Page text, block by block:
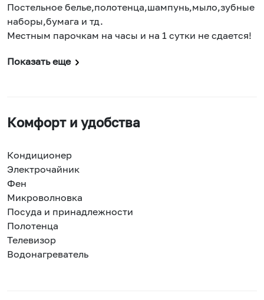
Постельное белье,полотенца,шампунь,мыло,зубные
наборы,бумага и тд.
Местным парочкам на часы и на 1 сутки не сдается!
Показать еще
Комфорт и удобства
Кондиционер
Электрочайник
Фен
Микроволновка
Посуда и принадлежности
Полотенца
Телевизор
Водонагреватель